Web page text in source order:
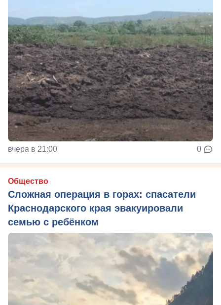
вчера в 21:00 0
Общество
Сложная операция в горах: спасатели
Краснодарского края эвакуировали
семью с ребёнком